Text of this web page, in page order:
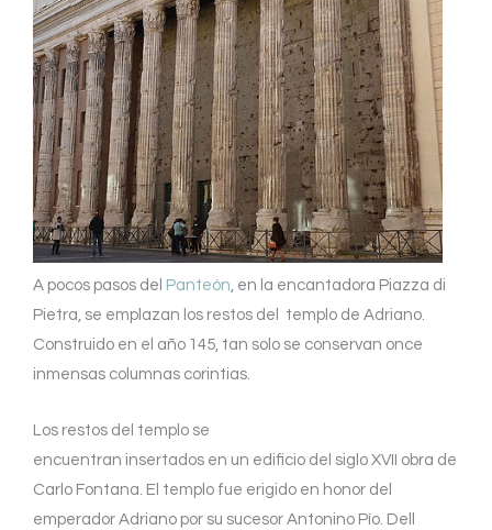
A pocos pasos del Panteón, en la encantadora Piazza di
Pietra, se emplazan los restos del templo de Adriano.
Construido en el año 145, tan solo se conservan once
inmensas columnas corintias.
Los restos del templo se
encuentran insertados en un edificio del siglo XVII obra de
Carlo Fontana. El templo fue erigido en honor del
emperador Adriano por su sucesor Antonino Pío. Dell